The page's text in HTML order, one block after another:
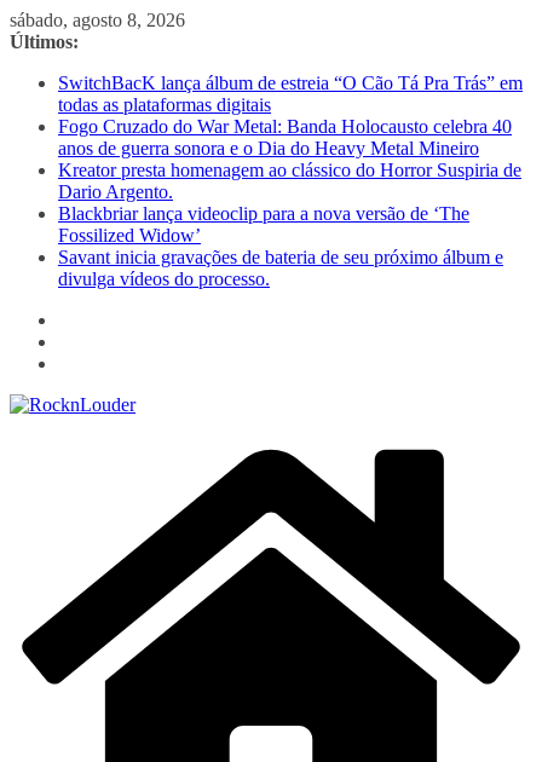
Pular
para
conteúdo
sábado, agosto 8, 2026
Últimos:
SwitchBacK lança álbum de estreia “O Cão Tá Pra Trás” em
todas as plataformas digitais
Fogo Cruzado do War Metal: Banda Holocausto celebra 40
anos de guerra sonora e o Dia do Heavy Metal Mineiro
Kreator presta homenagem ao clássico do Horror Suspiria de
Dario Argento.
Blackbriar lança videoclip para a nova versão de ‘The
Fossilized Widow’
Savant inicia gravações de bateria de seu próximo álbum e
divulga vídeos do processo.